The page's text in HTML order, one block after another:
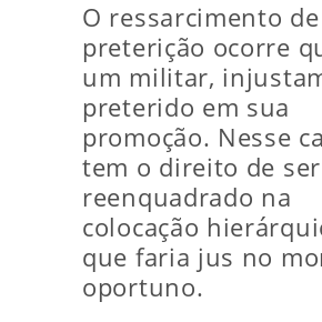
O ressarcimento de
preterição ocorre
um militar,
preterido em sua
promoção. Nesse
tem o direito de ser
reenquadrado na
colocação
que faria jus no
oportuno.